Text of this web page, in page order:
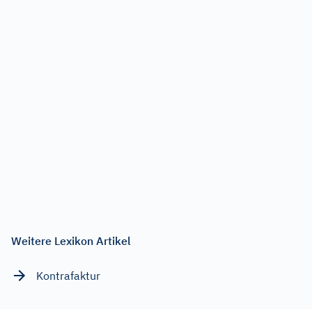
Weitere Lexikon Artikel
Kontrafaktur